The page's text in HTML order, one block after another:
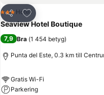
Dela
Lägg till i Mina
3 Stjärnor
Hotell
Seaview Hotel Boutique
7,9 Bra (1 454 betyg)
Punta del Este, 0.3 km till
Gratis Wi-Fi
Parkering